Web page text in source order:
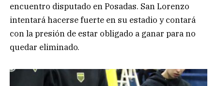
encuentro disputado en Posadas. San Lorenzo
intentará hacerse fuerte en su estadio y contará
con la presión de estar obligado a ganar para no
quedar eliminado.